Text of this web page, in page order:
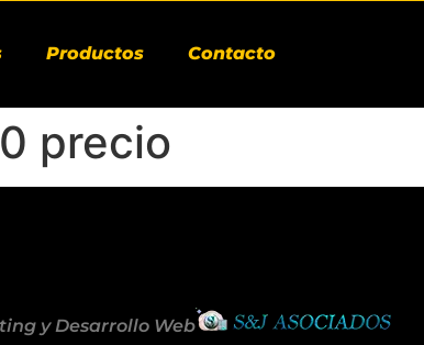
Productos Contacto
precio
y Desarrollo Web